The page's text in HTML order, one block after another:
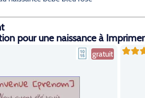
pour une naissance à Imprimer
gratuit